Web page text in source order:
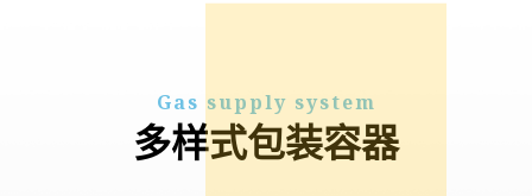
Gas supply system
多样式包装容器